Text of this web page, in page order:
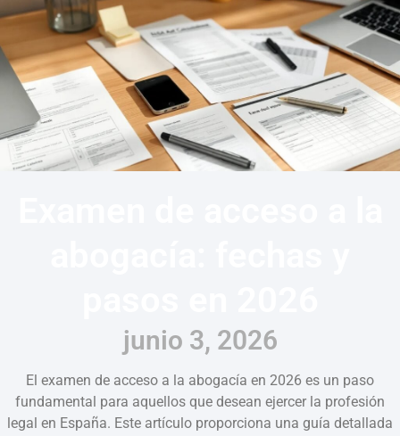
junio 3, 2026
El examen de acceso a la abogacía en 2026 es un paso
fundamental para aquellos que desean ejercer la profesión
legal en España. Este artículo proporciona una guía detallada